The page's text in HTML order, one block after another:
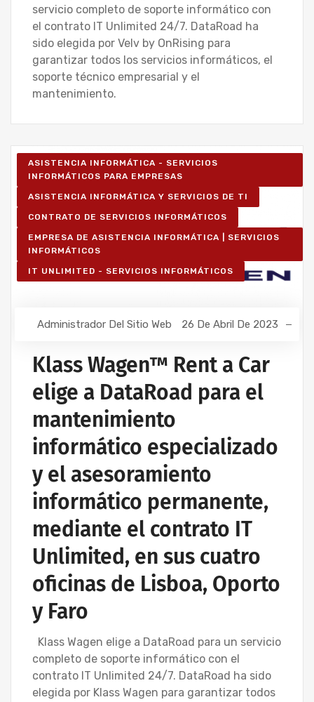
servicio completo de soporte informático con
el contrato IT Unlimited 24/7. DataRoad ha
sido elegida por Velv by OnRising para
garantizar todos los servicios informáticos, el
soporte técnico empresarial y el
mantenimiento.
ASISTENCIA INFORMÁTICA - SERVICIOS
INFORMÁTICOS PARA EMPRESAS
ASISTENCIA INFORMÁTICA Y SERVICIOS DE TI
CONTRATO DE SERVICIOS INFORMÁTICOS
EMPRESA DE ASISTENCIA INFORMÁTICA | SERVICIOS
INFORMÁTICOS
IT UNLIMITED - SERVICIOS INFORMÁTICOS
Administrador Del Sitio Web 26 De Abril De 2023
Klass Wagen™ Rent a Car
elige a DataRoad para el
mantenimiento
informático especializado
y el asesoramiento
informático permanente,
mediante el contrato IT
Unlimited, en sus cuatro
oficinas de Lisboa, Oporto
y Faro
Klass Wagen elige a DataRoad para un servicio
completo de soporte informático con el
contrato IT Unlimited 24/7. DataRoad ha sido
elegida por Klass Wagen para garantizar todos